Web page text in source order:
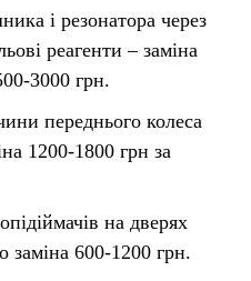
і резонатора через
реагенти – заміна
3000 грн.
переднього колеса
1200-1800 грн за
на дверях
заміна 600-1200 грн.